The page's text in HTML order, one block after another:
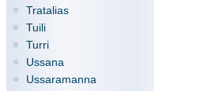
Tratalias
Tuili
Turri
Ussana
Ussaramanna